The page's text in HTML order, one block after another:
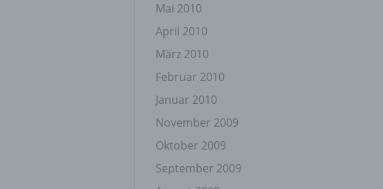
Mai 2010
April 2010
März 2010
Februar 2010
Januar 2010
November 2009
Oktober 2009
September 2009